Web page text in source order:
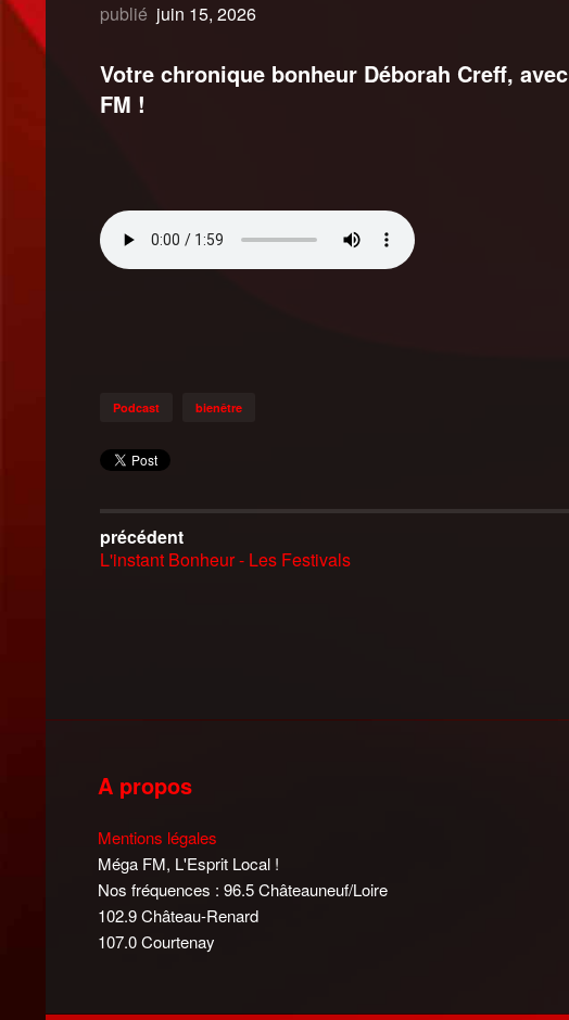
publié juin 15, 2026
Votre chronique bonheur Déborah Creff, avec
FM !
Podcast bienêtre
précédent
L'instant Bonheur - Les Festivals
A propos
Mentions légales
Méga FM, L'Esprit Local !
Nos fréquences : 96.5 Châteauneuf/Loire
102.9 Château-Renard
107.0 Courtenay